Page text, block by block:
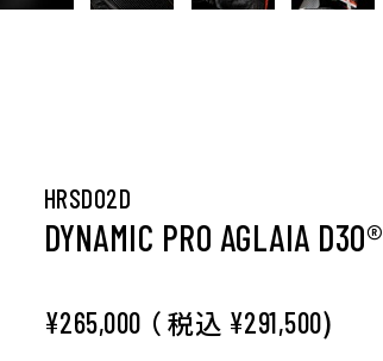
HRSD02D
DYNAMIC PRO AGLAIA D3O®
¥265,000 （ 税込 ¥291,500)